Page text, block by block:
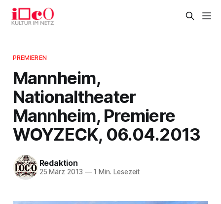
PREMIEREN
Mannheim,
Nationaltheater
Mannheim, Premiere
WOYZECK, 06.04.2013
Redaktion
25 März 2013 —1 Min. Lesezeit